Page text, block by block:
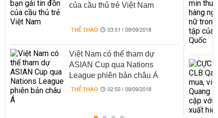
của cầu thủ trẻ Việt Nam
THỂ THAO 03:51 | 09/09/2018
Việt Nam có thể tham dự
ASIAN Cup qua Nations
League phiên bản châu Á
THỂ THAO 02:55 | 09/09/2018